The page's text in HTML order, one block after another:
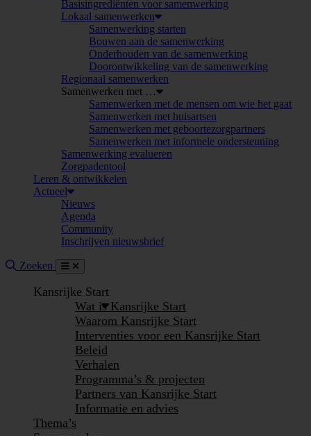
Basisingrediënten voor samenwerking
Lokaal samenwerken
Samenwerking starten
Bouwen aan de samenwerking
Onderhouden van de samenwerking
Doorontwikkeling van de samenwerking
Regionaal samenwerken
Samenwerken met …
Samenwerken met de mensen om wie het gaat
Samenwerken met huisartsen
Samenwerken met geboortezorgpartners
Samenwerken met informele ondersteuning
Samenwerking evalueren
Zorgpadentool
Leren & ontwikkelen
Actueel
Nieuws
Agenda
Community
Inschrijven nieuwsbrief
Site doorzoeken
Zoeken
Menu
Sluiten
Kansrijke Start
Wat is Kansrijke Start
Waarom Kansrijke Start
Interventies voor een Kansrijke Start
Beleid
Verhalen
Programma’s & projecten
Partners van Kansrijke Start
Informatie en advies
Thema’s